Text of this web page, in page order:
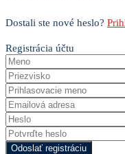
Dostali ste nové heslo?
Registrácia účtu